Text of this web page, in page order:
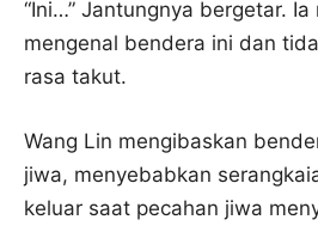
“Ini…” Jantungnya bergetar.
mengenal bendera ini dan
rasa takut.
Wang Lin mengibaskan
jiwa, menyebabkan
keluar saat pecahan jiwa